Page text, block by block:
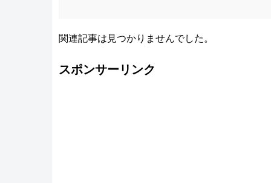
関連記事は見つかりませんでした。
スポンサーリンク